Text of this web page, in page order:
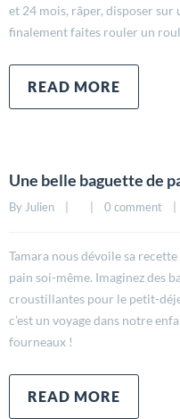
et 24 mois, râper, disposer sur
finalement faites rouler un
READ MORE
Une belle baguette de
By Julien 0 comment
Tamara nous dévoile sa
pain soi-même. Imaginez des
croustillantes pour le petit-
c’est un voyage dans notre
fourneaux !
READ MORE